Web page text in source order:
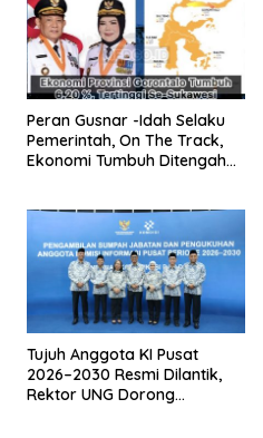
Peran Gusnar -Idah Selaku
Pemerintah, On The Track,
Ekonomi Tumbuh Ditengah
Tujuh Anggota KI Pusat
2026–2030 Resmi Dilantik,
Rektor UNG Dorong